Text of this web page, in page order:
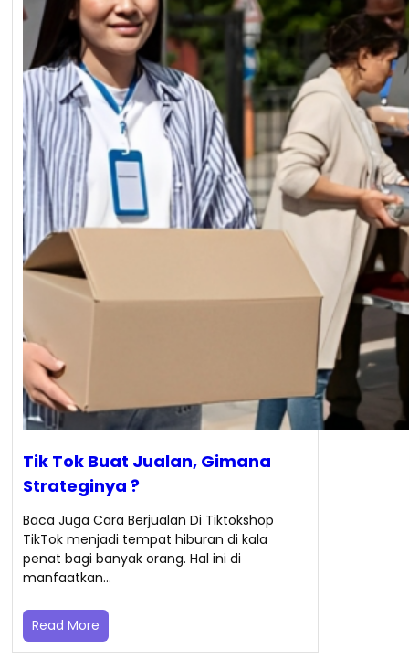
Tik Tok Buat Jualan, Gimana
Strateginya ?
Baca Juga Cara Berjualan Di Tiktokshop
TikTok menjadi tempat hiburan di kala
penat bagi banyak orang. Hal ini di
manfaatkan…
Read More